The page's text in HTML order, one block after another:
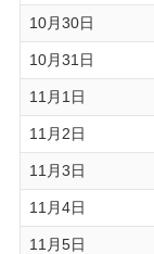
10月30日
10月31日
11月1日
11月2日
11月3日
11月4日
11月5日